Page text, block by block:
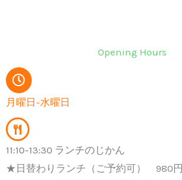
Opening Hours
月曜日-水曜日
11:10-13:30 ランチのじかん
★日替わりランチ（ご予約可） 980円